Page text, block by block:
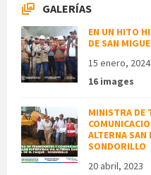
GALERÍAS
EN UN HITO
DE SAN
15 enero, 2024
16 images
MINISTRA DE
ALTERNA SAN
SONDORILLO
20 abril, 2023